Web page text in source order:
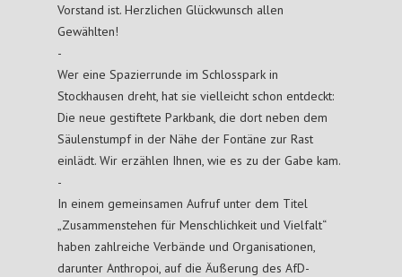
Vorstand ist. Herzlichen Glückwunsch allen
Gewählten!
-
Wer eine Spazierrunde im Schlosspark in
Stockhausen dreht, hat sie vielleicht schon entdeckt:
Die neue gestiftete Parkbank, die dort neben dem
Säulenstumpf in der Nähe der Fontäne zur Rast
einlädt. Wir erzählen Ihnen, wie es zu der Gabe kam.
-
In einem gemeinsamen Aufruf unter dem Titel
„Zusammenstehen für Menschlichkeit und Vielfalt“
haben zahlreiche Verbände und Organisationen,
darunter Anthropoi, auf die Äußerung des AfD-